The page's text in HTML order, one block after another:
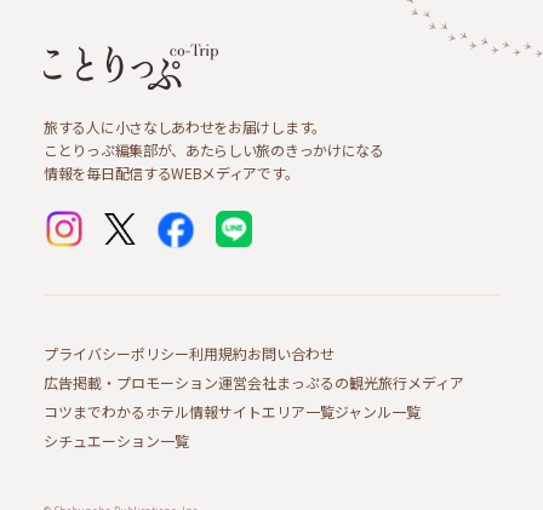
旅する人に小さなしあわせをお届けします。
ことりっぷ編集部が、あたらしい旅のきっかけになる
情報を毎日配信するWEBメディアです。
プライバシーポリシー利用規約お問い合わせ
広告掲載・プロモーション運営会社まっぷるの観光旅行メディア
コツまでわかるホテル情報サイトエリア一覧ジャンル一覧
シチュエーション一覧